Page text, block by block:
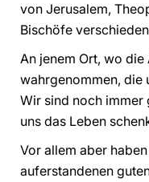
von Jerusalem,
Bischöfe
An jenem Ort, wo
wahrgenommen, die
Wir sind noch immer
uns das Leben
Vor allem aber
auferstandenen